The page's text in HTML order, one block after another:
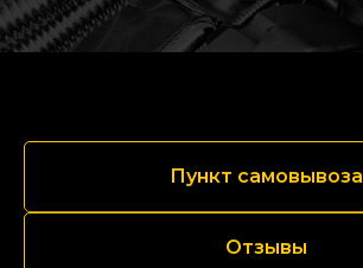
Пункт самовывоза
Отзывы